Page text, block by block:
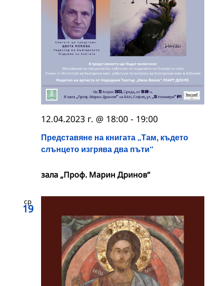
Представяне на книгата „Там, където
слънцето изгрява два пъти“
12.04.2023 г. @ 18:00 - 19:00
зала „Проф. Марин Дринов“
ср
19